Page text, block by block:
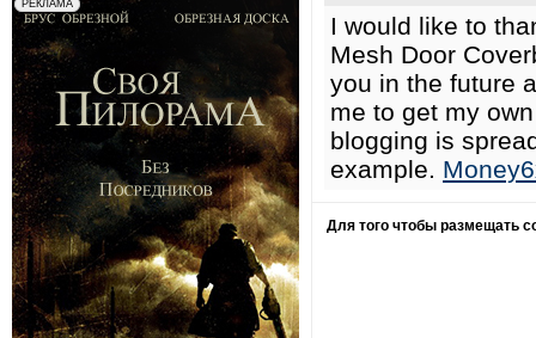
I would like to
Mesh Door
you in the future
me to get my
blogging is
example.
Для того чтобы размещать